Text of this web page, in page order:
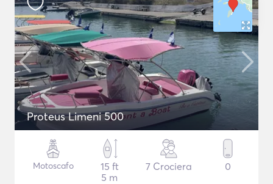
Proteus Limeni 500
Motoscafo
15 ft
5 m
7 Crociera 0